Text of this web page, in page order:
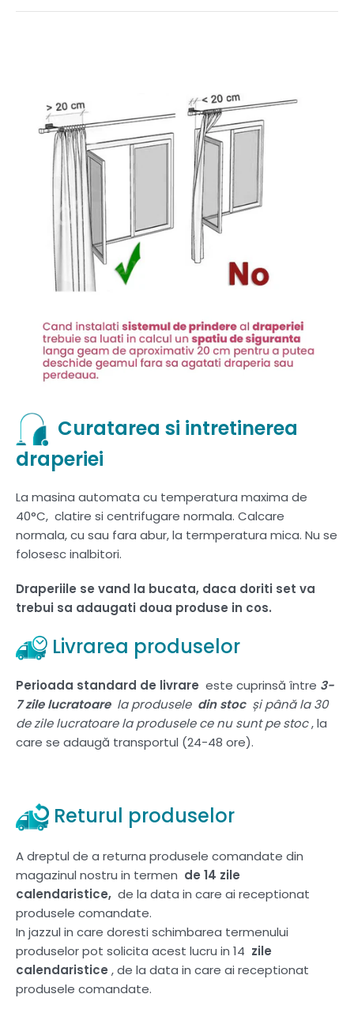
Curatarea si intretinerea
draperiei
La masina automata cu temperatura maxima de
40°C, clatire si centrifugare normala. Calcare
normala, cu sau fara abur, la termperatura mica. Nu se
folosesc inalbitori.
Draperiile se vand la bucata, daca doriti set va
trebui sa adaugati doua produse in cos.
Livrarea produselor
Perioada standard de livrare este cuprinsă între 3-
7 zile lucratoarela produsele din stocși până la 30
de zile lucratoare la produsele ce nu sunt pe stoc, la
care se adaugă transportul (24-48 ore).
Returul produselor
A dreptul de a returna produsele comandate din
magazinul nostru in termen de 14 zile
calendaristice, de la data in care ai receptionat
produsele comandate.
In jazzul in care doresti schimbarea termenului
produselor pot solicita acest lucru in 14 zile
calendaristice , de la data in care ai receptionat
produsele comandate.